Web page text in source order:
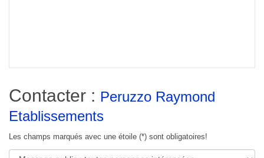
Contacter : Peruzzo Raymond
Etablissements
Les champs marqués avec une étoile (*) sont obligatoires!